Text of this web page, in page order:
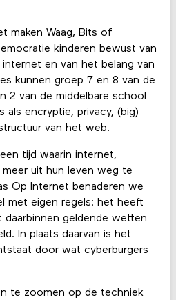
maken Waag, Bits of
kinderen bewust van
en van het belang van
kunnen groep 7 en 8 van de
2 van de middelbare school
als encryptie, privacy, (big)
van het web.
tijd waarin internet,
uit hun leven weg te
Op Internet benaderen we
met eigen regels: het heeft
daarbinnen geldende wetten
In plaats daarvan is het
door wat cyberburgers
te zoomen op de techniek